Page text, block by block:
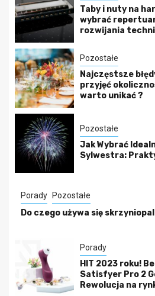
Taby i nuty na
wybrać
rozwijania
Pozostałe
Najczęstsze
przyjęć
warto unikać ?
Pozostałe
Jak Wybrać
Sylwestra:
Porady Pozostałe
Do czego używa się
Porady
HIT 2023 roku!
Satisfyer Pro 2
Rewolucja na